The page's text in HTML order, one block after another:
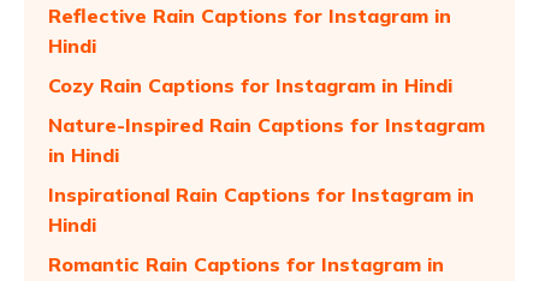
Reflective Rain Captions for Instagram in
Hindi
Cozy Rain Captions for Instagram in Hindi
Nature-Inspired Rain Captions for Instagram
in Hindi
Inspirational Rain Captions for Instagram in
Hindi
Romantic Rain Captions for Instagram in